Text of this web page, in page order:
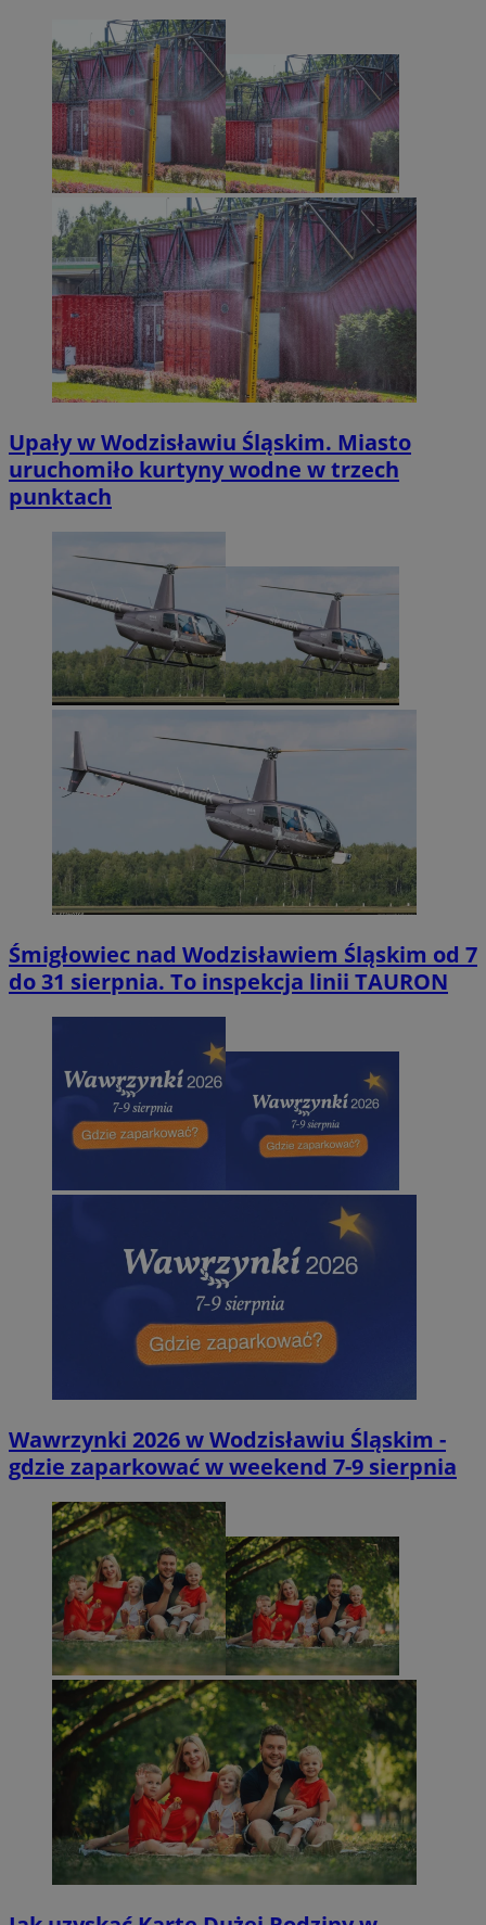
Upały w Wodzisławiu Śląskim. Miasto
uruchomiło kurtyny wodne w trzech
punktach
Śmigłowiec nad Wodzisławiem Śląskim od 7
do 31 sierpnia. To inspekcja linii TAURON
Wawrzynki 2026 w Wodzisławiu Śląskim -
gdzie zaparkować w weekend 7-9 sierpnia